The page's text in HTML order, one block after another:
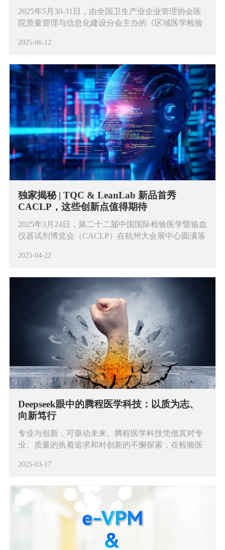
2025年5月30-31日，由全国卫生产业企业管理协会医
院质量管理与信息化建设分会主办的《区域医学检验
智慧医学检验高质量发展论坛在威海顺利召开。
2025-06-12
独家揭秘 | TQC & LeanLab 新品首秀
CACLP，这些创新点值得期待
2025年3月24日，第二十二届中国国际检验医学暨输血
仪器试剂博览会（CACLP）在杭州大会展中心圆满落
凭借独树一帜的“数智实验室体验中心”获得高度关
2025-04-22
Deepseek眼中的腾程医学科技：以质为志、
向新笃行
专业与创新，可驱动未来。腾程医学科技凭借其对专
业、质量的执着追求和对创新的不懈探索，在检验医
耕检验医学的每一个细节，还是通过技术突破引领行
2025-03-17